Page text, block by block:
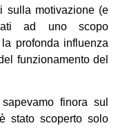
sulla motivazione (e
ad uno scopo
profonda influenza
funzionamento del
finora sul
stato scoperto solo